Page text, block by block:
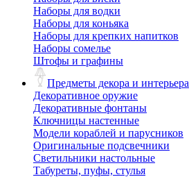
Наборы для водки
Наборы для коньяка
Наборы для крепких напитков
Наборы сомелье
Штофы и графины
Предметы декора и интерьера
Декоративное оружие
Декоративные фонтаны
Ключницы настенные
Модели кораблей и парусников
Оригинальные подсвечники
Светильники настольные
Табуреты, пуфы, стулья